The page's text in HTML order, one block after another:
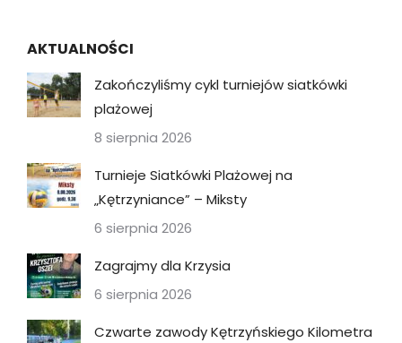
AKTUALNOŚCI
Zakończyliśmy cykl turniejów siatkówki
plażowej
8 sierpnia 2026
Turnieje Siatkówki Plażowej na
„Kętrzyniance” – Miksty
6 sierpnia 2026
Zagrajmy dla Krzysia
6 sierpnia 2026
Czwarte zawody Kętrzyńskiego Kilometra